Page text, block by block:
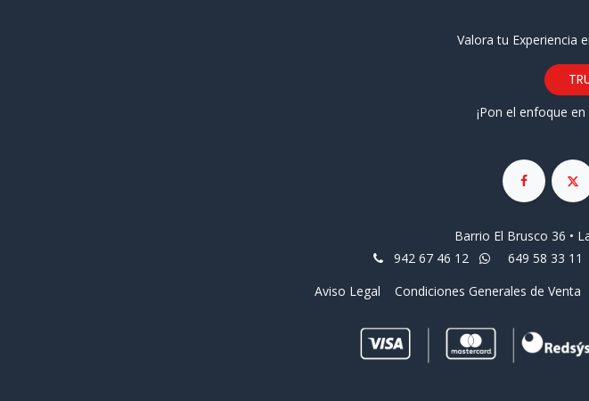
Valora tu Experiencia
¡Pon el enfoque
Barrio El Brusco 36 •
942 67 46 12
649 58 33 11
Aviso Legal
Condiciones Generales de Venta